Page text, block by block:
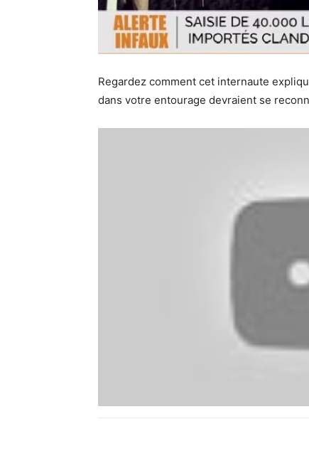
Regardez comment cet internaute
dans votre entourage devraient se